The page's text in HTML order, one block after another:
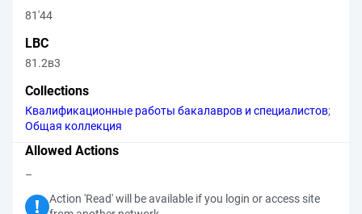
81'44
LBC
81.2в3
Collections
Квалификационные работы бакалавров и специалистов;
Общая коллекция
Allowed Actions
–
Action 'Read' will be available if you login or access site